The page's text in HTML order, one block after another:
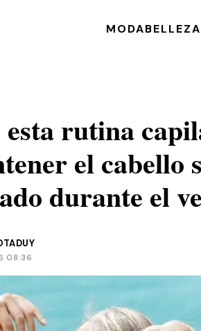
MODABELLEZA
esta rutina
el cabello
durante el
08:36